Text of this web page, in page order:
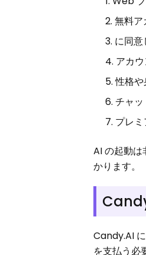
無料ア
に同
アカ
性格や
チャッ
プレ
AI の起動
かります。
Candy.AI
を支払う必